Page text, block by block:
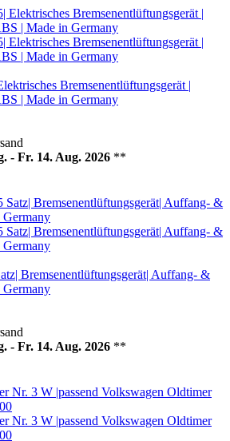
Bremsenentlüftungsgerät |
| Made in Germany
- Fr. 14. Aug. 2026 **
Bremsenentlüftungsgerät| Auffang- &
Germany
- Fr. 14. Aug. 2026 **